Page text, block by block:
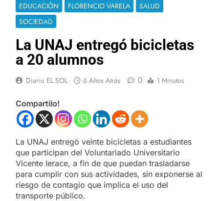
EDUCACIÓN FLORENCIO VARELA
SALUD
SOCIEDAD
La UNAJ entregó bicicletas
a 20 alumnos
Diario EL SOL 6 Años Atrás 0 1 Minutos
Compartilo!
La UNAJ entregó veinte bicicletas a estudiantes
que participan del Voluntariado Universitario
Vicente Ierace, a fin de que puedan trasladarse
para cumplir con sus actividades, sin exponerse al
riesgo de contagio que implica el uso del
transporte público.